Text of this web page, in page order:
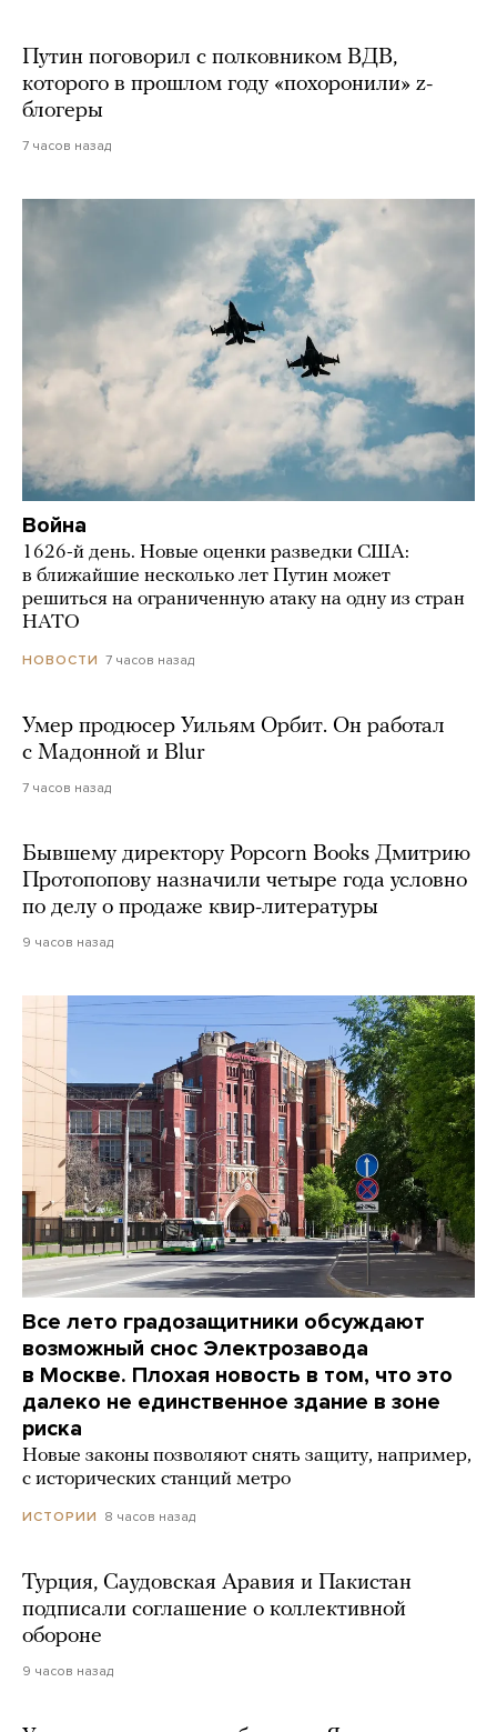
Путин поговорил с полковником ВДВ,
которого в прошлом году «похоронили» z-
блогеры
7 часов назад
Война
1626-й день. Новые оценки разведки США:
в ближайшие несколько лет Путин может
решиться на ограниченную атаку на одну из стран
НАТО
НОВОСТИ 7 часов назад
Умер продюсер Уильям Орбит. Он работал
с Мадонной и Blur
7 часов назад
Бывшему директору Popcorn Books Дмитрию
Протопопову назначили четыре года условно
по делу о продаже квир-литературы
9 часов назад
Все лето градозащитники обсуждают
возможный снос Электрозавода
в Москве. Плохая новость в том, что это
далеко не единственное здание в зоне
риска
Новые законы позволяют снять защиту, например,
с исторических станций метро
ИСТОРИИ 8 часов назад
Турция, Саудовская Аравия и Пакистан
подписали соглашение о коллективной
обороне
9 часов назад